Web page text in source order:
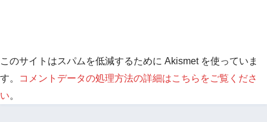
このサイトはスパムを低減するために Akismet を使っていま
す。
コメントデータの処理方法の詳細はこちらをご覧くださ
い。